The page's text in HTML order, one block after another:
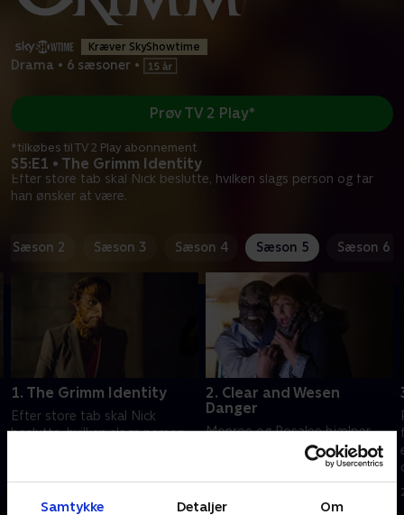
Samtykke Detaljer Om
Kræver SkyShowtime
Drama • 6 sæsoner •
S5:E1 • The Grimm Identity
Efter store tab skal Nick beslutte, hvilken slags person og far
han ønsker at være.
Prøv TV 2 Play*
*tilkøbes til TV 2 Play abonnement
Sæson 2 Sæson 3 Sæson 4 Sæson 5 Sæson 6
1. The Grimm Identity
Efter store tab skal Nick
beslutte, hvilken slags person
2. Clear and Wesen
Danger
Monroe og Rosalee hjælper
Nick med at lave ændringer for
at beskytte Adalind og hans
barn.
20. september 2022 • 41 min